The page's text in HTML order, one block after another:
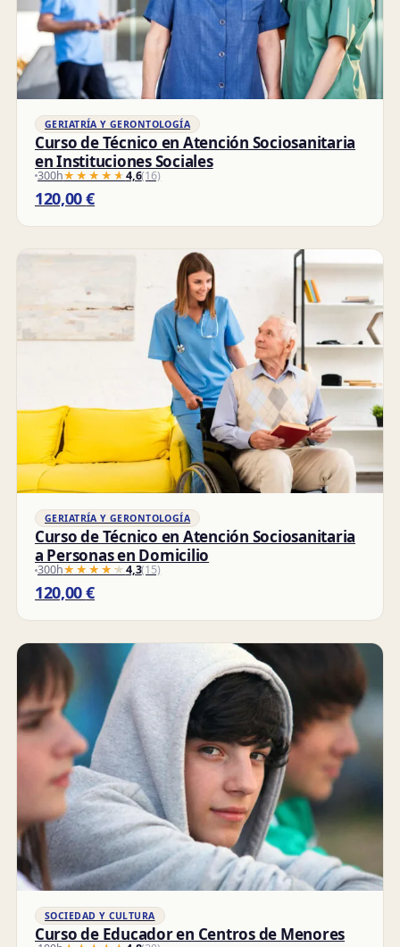
GERIATRÍA Y GERONTOLOGÍA
Curso de Técnico en Atención Sociosanitaria
en Instituciones Sociales
300h★★★★★
★★★★★4,6(16)
120,00€
GERIATRÍA Y GERONTOLOGÍA
Curso de Técnico en Atención Sociosanitaria
a Personas en Domicilio
300h★★★★★
★★★★★4,3(15)
120,00€
SOCIEDAD Y CULTURA
Curso de Educador en Centros de Menores